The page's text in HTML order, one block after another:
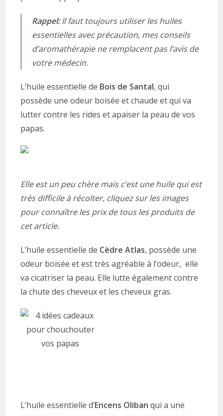
Rappel:Il faut toujours utiliser les huiles
essentielles avec précaution, mes conseils
d’aromathérapie ne remplacent pas l’avis de
votre médecin.
L’huile essentielle de Bois de Santal, qui
possède une odeur boisée et chaude et qui va
lutter contre les rides et apaiser la peau de vos
papas.
Elle est un peu chère mais c’est une huile qui est
très difficile à récolter, cliquez sur les images
pour connaître les prix de tous les produits de
cet article.
L’huile essentielle de Cèdre Atlas, possède une
odeur boisée et est très agréable à l’odeur, elle
va cicatriser la peau. Elle lutte également contre
la chute des cheveux et les cheveux gras.
L’huile essentielle d’Encens Oliban qui a une